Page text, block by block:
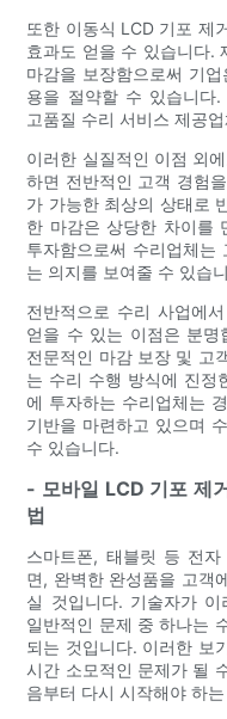
또한 이동식 LCD 기포 제
효과도 얻을 수 있습니다.
마감을 보장함으로써 기
용을 절약할 수 있습니다
고품질 수리 서비스 제공
이러한 실질적인 이점 외
하면 전반적인 고객 경험
가 가능한 최상의 상태로
한 마감은 상당한 차이를
투자함으로써 수리업체는
는 의지를 보여줄 수 있습
전반적으로 수리 사업에
얻을 수 있는 이점은 분명
전문적인 마감 보장 및 고
는 수리 수행 방식에 진정
에 투자하는 수리업체는
기반을 마련하고 있으며
수 있습니다.
- 모바일 LCD 기포 제
법
스마트폰, 태블릿 등 전
면, 완벽한 완성품을 고객
실 것입니다. 기술자가
일반적인 문제 중 하나는
되는 것입니다. 이러한 보
시간 소모적인 문제가 될
음부터 다시 시작해야 하